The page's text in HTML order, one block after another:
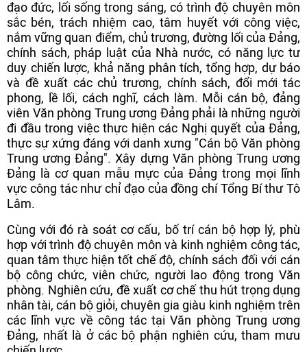
đạo đức, lối sống trong sáng, có trình độ chuyên môn
sắc bén, trách nhiệm cao, tâm huyết với công việc,
nắm vững quan điểm, chủ trương, đường lối của Đảng,
chính sách, pháp luật của Nhà nước, có năng lực tư
duy chiến lược, khả năng phân tích, tổng hợp, dự báo
và đề xuất các chủ trương, chính sách, đổi mới tác
phong, lề lối, cách nghĩ, cách làm. Mỗi cán bộ, đảng
viên Văn phòng Trung ương Đảng phải là những người
đi đầu trong việc thực hiện các Nghị quyết của Đảng,
thực sự xứng đáng với danh xưng "Cán bộ Văn phòng
Trung ương Đảng". Xây dựng Văn phòng Trung ương
Đảng là cơ quan mẫu mực của Đảng trong mọi lĩnh
vực công tác như chỉ đạo của đồng chí Tổng Bí thư Tô
Lâm.
Cùng với đó rà soát cơ cấu, bố trí cán bộ hợp lý, phù
hợp với trình độ chuyên môn và kinh nghiệm công tác,
quan tâm thực hiện tốt chế độ, chính sách đối với cán
bộ công chức, viên chức, người lao động trong Văn
phòng. Nghiên cứu, đề xuất cơ chế thu hút trọng dụng
nhân tài, cán bộ giỏi, chuyên gia giàu kinh nghiệm trên
các lĩnh vực về công tác tại Văn phòng Trung ương
Đảng, nhất là ở các bộ phận nghiên cứu, tham mưu